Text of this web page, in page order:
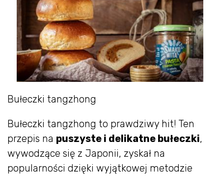
Bułeczki tangzhong
Bułeczki tangzhong to prawdziwy hit! Ten
przepis na puszyste i delikatne bułeczki,
wywodzące się z Japonii, zyskał na
popularności dzięki wyjątkowej metodzie